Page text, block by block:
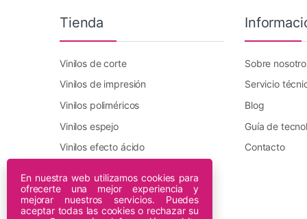
Tienda
Vinilos de corte
Vinilos de impresión
Vinilos poliméricos
Vinilos espejo
Vinilos efecto ácido
Plotters DTF Innuro
Plotters de impresión
Sobre
Servicio
Blog
Guía de
Contacto
En nuestra web utilizamos cookies para
ofrecerte una mejor experiencia y
mejorar nuestros servicios. Puedes
aceptar todas las cookies o rechazar su